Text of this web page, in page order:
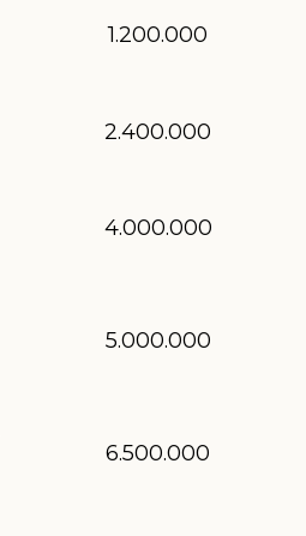
1.200.000
2.400.000
4.000.000
5.000.000
6.500.000